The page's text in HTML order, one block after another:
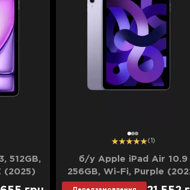
512GB,
(2025)
12
(1)
б/у Apple iPad Air 10.9
256GB, Wi-Fi, Purple